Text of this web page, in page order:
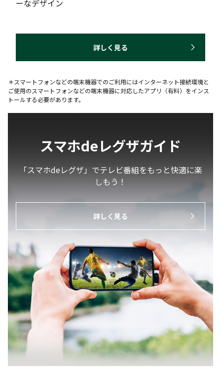
ーなデザイン
詳しく見る
＊スマートフォンなどの端末機器でのご利用にはインターネット接続環境と
ご使用のスマートフォンなどの端末機器に対応したアプリ（有料）をインス
トールする必要があります。
スマホdeレグザガイド
「スマホdeレグザ」でテレビ番組をもっと快適に楽
しもう！
詳しく見る